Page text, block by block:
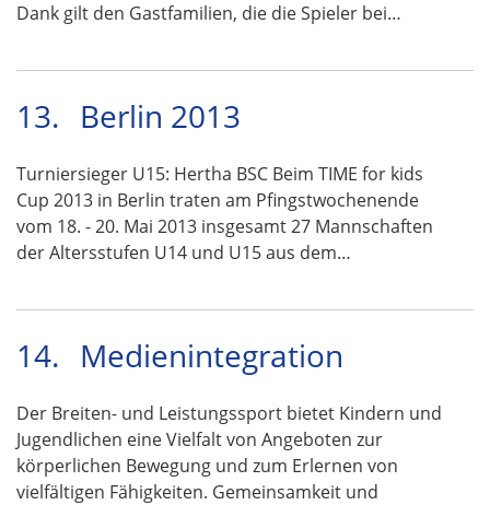
Dank gilt den Gastfamilien, die die Spieler bei…
13. Berlin 2013
Turniersieger U15: Hertha BSC Beim TIME for kids
Cup 2013 in Berlin traten am Pfingstwochenende
vom 18. - 20. Mai 2013 insgesamt 27 Mannschaften
der Altersstufen U14 und U15 aus dem…
14. Medienintegration
Der Breiten- und Leistungssport bietet Kindern und
Jugendlichen eine Vielfalt von Angeboten zur
körperlichen Bewegung und zum Erlernen von
vielfältigen Fähigkeiten. Gemeinsamkeit und